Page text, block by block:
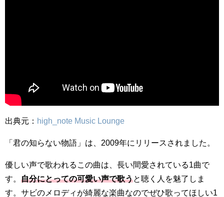
出典元： high_note Music Lounge
「君の知らない物語」は、2009年にリリースされました。
優しい声で歌われるこの曲は、長い間愛されている1曲で
す。 自分にとっての可愛い声で歌うと聴く人を魅了しま
す。サビのメロディが綺麗な楽曲なのでぜひ歌ってほしい1